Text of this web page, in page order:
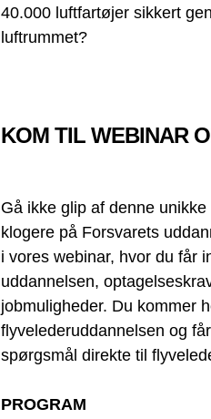
40.000 luftfartøjer sikkert
luftrummet?
KOM TIL WEBINAR
Gå ikke glip af denne
klogere på Forsvarets
i vores webinar, hvor du får
uddannelsen,
jobmuligheder. Du kommer
flyvelederuddannelsen og
spørgsmål direkte til
PROGRAM